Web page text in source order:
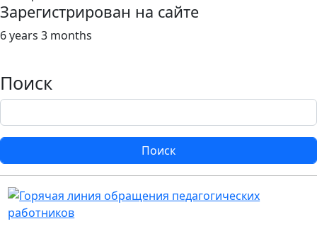
Зарегистрирован на сайте
6 years 3 months
Поиск
Поиск